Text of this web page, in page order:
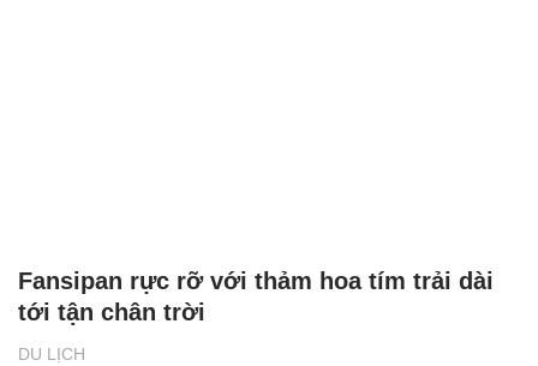
DU LỊCH
Fansipan rực rỡ với thảm hoa tím trải dài
tới tận chân trời